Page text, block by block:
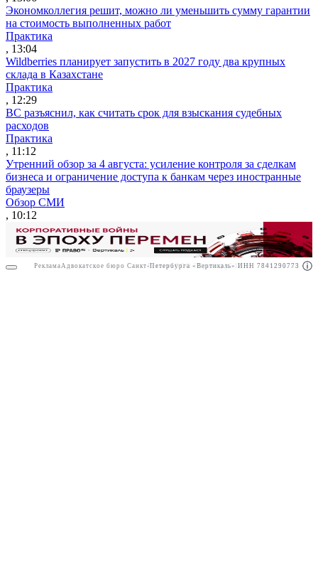
РекламаООО "Право.ру" ИНН: 7704835288
Экономколлегия решит, можно ли уменьшить сумму гарантии
на стоимость выполненных работ
Практика
, 13:04
Wildberries планирует запустить в 2027 году два крупных
склада в Казахстане
Практика
, 12:29
ВС разъяснил, как считать срок для взыскания судебных
расходов
Практика
, 11:12
Утренний обзор за 4 августа: усиление контроля за сделкам
бизнеса и ограничение доступа к банкам через иностранные
браузеры
Обзор СМИ
, 10:12
Реклама Адвокатское бюро Санкт-Петербурга «Вертикаль» ИНН 7841290773